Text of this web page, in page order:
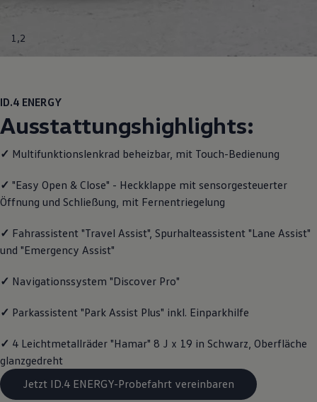
Motorenöl und Flüssigkeiten
Entertainment und Elektronik
Individualisieren
Wallbox und Ladekabel
Volkswagen Apps, Login und Shop
Handy und Fahrzeug verbinden
Über Ihr Auto
Vorgängermodelle
Kundeninformationen
Warn- und Kontrollleuchten
Live Beratung
Lifestyle
Familie
Elektromobilität
1 ,2
ID.4 ENERGY
Ausstattungshighlights:
✓ Multifunktionslenkrad beheizbar, mit Touch-Bedienung
✓ "Easy Open & Close" - Heckklappe mit sensorgesteuerter
Öffnung und Schließung, mit Fernentriegelung
✓ Fahrassistent "Travel Assist", Spurhalteassistent "Lane Assist"
und "Emergency Assist"
✓ Navigationssystem "Discover Pro"
✓ Parkassistent "Park Assist Plus" inkl. Einparkhilfe
✓ 4 Leichtmetallräder "Hamar" 8 J x 19 in Schwarz, Oberfläche
glanzgedreht
Jetzt ID.4 ENERGY-Probefahrt vereinbaren